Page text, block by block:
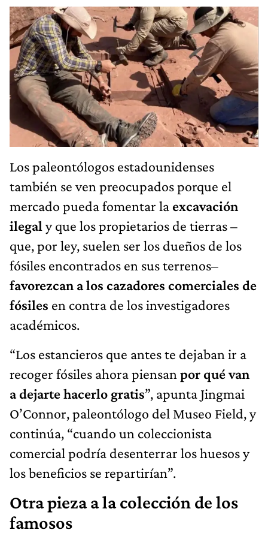
Los paleontólogos estadounidenses
también se ven preocupados porque el
mercado pueda fomentar la excavación
ilegal y que los propietarios de tierras –
que, por ley, suelen ser los dueños de los
fósiles encontrados en sus terrenos–
favorezcan a los cazadores comerciales de
fósiles en contra de los investigadores
académicos.
“Los estancieros que antes te dejaban ir a
recoger fósiles ahora piensan por qué van
a dejarte hacerlo gratis”, apunta Jingmai
O’Connor, paleontólogo del Museo Field, y
continúa, “cuando un coleccionista
comercial podría desenterrar los huesos y
los beneficios se repartirían”.
Otra pieza a la colección de los
famosos